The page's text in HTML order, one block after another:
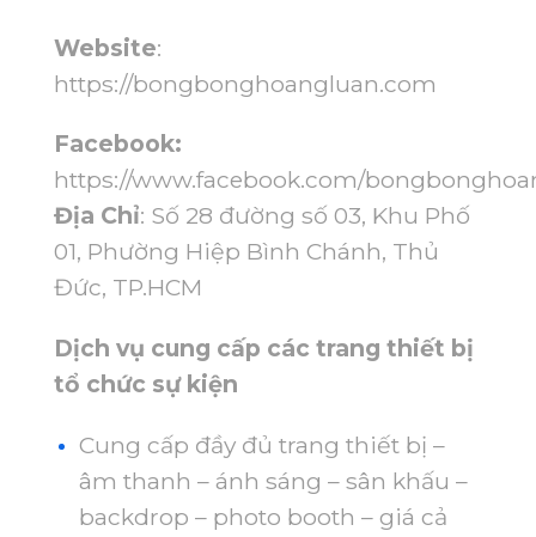
Website:
https://bongbonghoangluan.com
Facebook:
https://www.facebook.com/
Địa Chỉ: Số 28 đường số 03, Khu Phố
01, Phường Hiệp Bình Chánh, Thủ
Đức, TP.HCM
Dịch vụ cung cấp các trang thiết bị
tổ chức sự kiện
Cung cấp đầy đủ trang thiết bị –
âm thanh – ánh sáng – sân khấu –
backdrop – photo booth – giá cả